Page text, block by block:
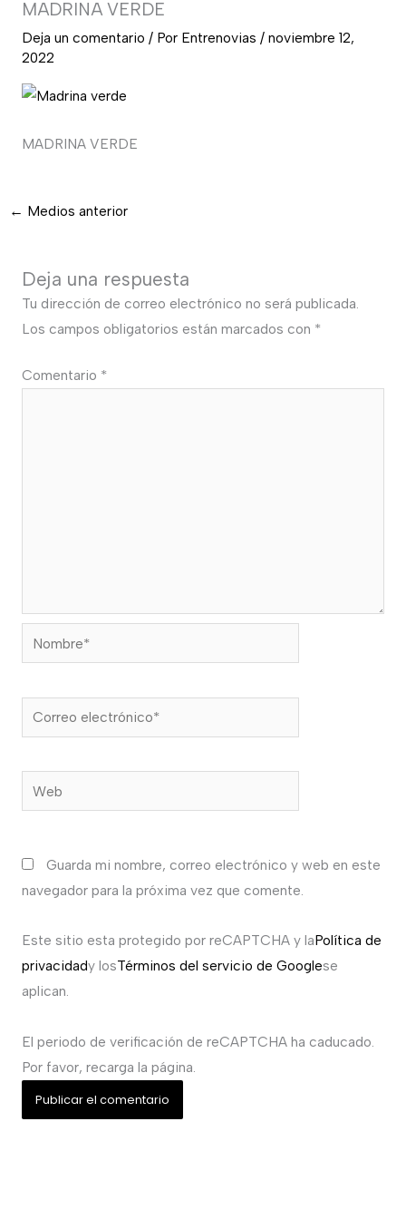
MADRINA VERDE
Deja un comentario / Por Entrenovias / noviembre 12,
2022
MADRINA VERDE
← Medios anterior
Deja una respuesta
Tu dirección de correo electrónico no será publicada.
Los campos obligatorios están marcados con *
Comentario *
Nombre*
Correo
electrónico*
Web
Guarda mi nombre, correo electrónico y web en este
navegador para la próxima vez que comente.
Este sitio esta protegido por reCAPTCHA y laPolítica de
privacidady losTérminos del servicio de Googlese
aplican.
El periodo de verificación de reCAPTCHA ha caducado.
Por favor, recarga la página.